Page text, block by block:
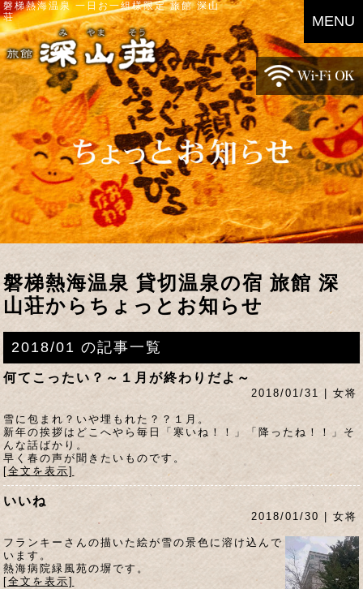
磐梯熱海温泉 一日お一組様限定 旅館 深山
荘
磐梯熱海温泉 貸切温泉の宿 旅館 深
山荘からちょっとお知らせ
2018/01 の記事一覧
何てこったい？～１月が終わりだよ～
2018/01/31 | 女将
雪に包まれ？いや埋もれた？？１月。
新年の挨拶はどこへやら毎日「寒いね！！」「降ったね！！」そ
んな話ばかり。
早く春の声が聞きたいものです。
[全文を表示]
いいね
2018/01/30 | 女将
フランキーさんの描いた絵が雪の景色に溶け込んで
います。
熱海病院緑風苑の塀です。
[全文を表示]
MENU